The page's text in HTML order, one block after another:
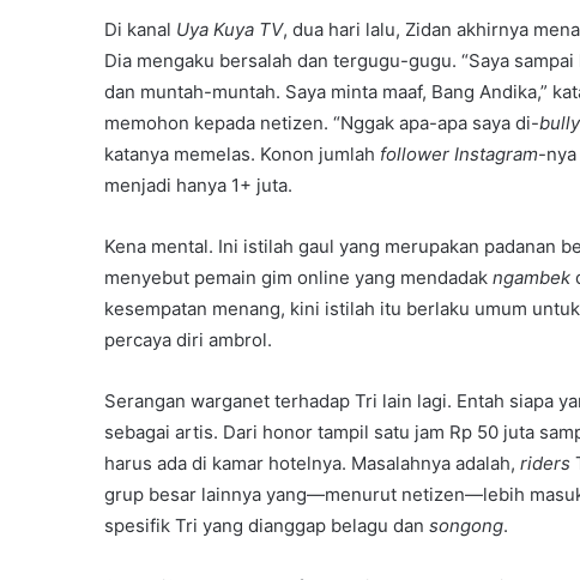
Di kanal Uya Kuya TV, dua hari lalu, Zidan akhirnya
Dia mengaku bersalah dan tergugu-gugu. “Saya
dan muntah-muntah. Saya minta maaf, Bang Andika,”
memohon kepada netizen. “Nggak apa-apa saya di-bully
katanya memelas. Konon jumlah follower Instagram-
menjadi hanya 1+ juta.
Kena mental. Ini istilah gaul yang merupakan padanan
menyebut pemain gim online yang mendadak ngambek
kesempatan menang, kini istilah itu berlaku umum
percaya diri ambrol.
Serangan warganet terhadap Tri lain lagi. Entah siapa
sebagai artis. Dari honor tampil satu jam Rp 50 juta
harus ada di kamar hotelnya. Masalahnya adalah, riders
grup besar lainnya yang—menurut netizen—lebih
spesifik Tri yang dianggap belagu dan songong.